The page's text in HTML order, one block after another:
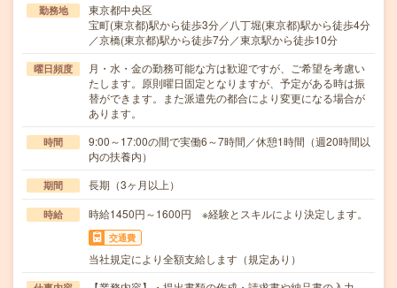
勤務地
東京都中央区
宝町(東京都)駅から徒歩3分／八丁堀(東京都)駅から徒歩4分
／京橋(東京都)駅から徒歩7分／東京駅から徒歩10分
曜日頻度
月・水・金の勤務可能な方は歓迎ですが、ご希望を考慮い
たします。原則曜日固定となりますが、予定がある時は振
替ができます。また派遣先の都合により変更になる場合が
あります。
時間
9:00～17:00の間で実働6～7時間／休憩1時間（週20時間以
内の扶養内）
期間 長期（3ヶ月以上）
時給 時給1450円～1600円 ※経験とスキルにより決定します。
交通費
当社規定により全額支給します（規定あり）